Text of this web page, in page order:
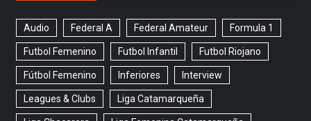
Audio Federal A Federal Amateur Formula 1
Futbol Femenino Futbol Infantil Futbol Riojano
Fútbol Femenino Inferiores Interview
Leagues & Clubs Liga Catamarqueña